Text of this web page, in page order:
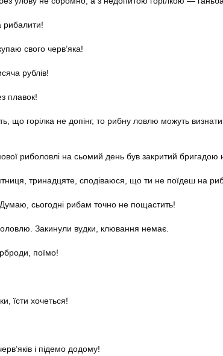
свого черв’яка!
рублів!
плавок!
що горілка не допінг, то рибну ловлю можуть
риболовлі на сьомий день був закритий бригадою
тринадцяте, сподіваюся, що ти не поїдеш на
сьогодні рибам точно не пощастить!
Закинули вудки, клювання немає.
поїмо!
їсти хочеться!
і підемо додому!